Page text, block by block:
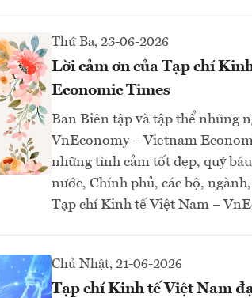
Thứ Ba, 23-06-2026
Lời cảm ơn của Tạp chí
Economic Times
Ban Biên tập và tập thể những
VnEconomy – Vietnam
những tình cảm tốt đẹp, quý
nước, Chính phủ, các bộ,
Tạp chí Kinh tế Việt Nam –
Chủ Nhật, 21-06-2026
Tạp chí Kinh tế Việt Nam